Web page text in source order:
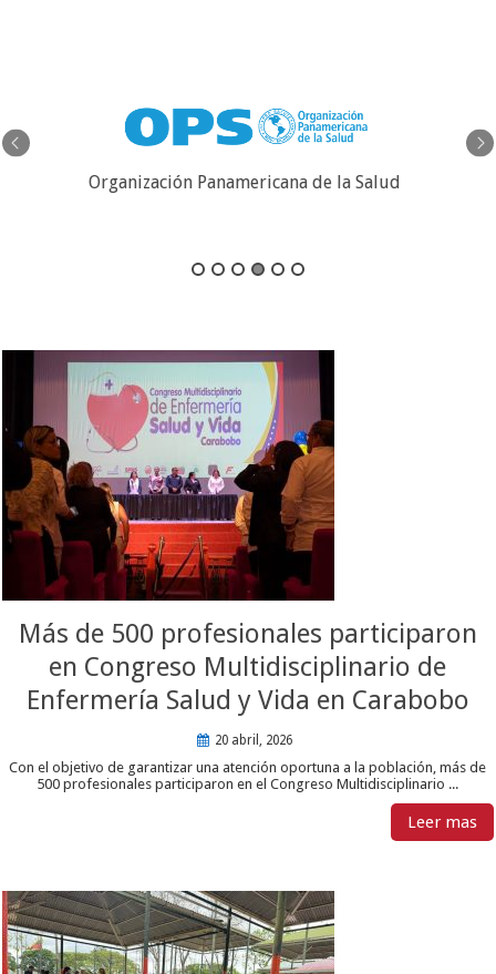
Organización Mundial de la Salud
Más de 500 profesionales participaron
en Congreso Multidisciplinario de
Enfermería Salud y Vida en Carabobo
20 abril, 2026
Con el objetivo de garantizar una atención oportuna a la población, más de
500 profesionales participaron en el Congreso Multidisciplinario ...
Leer mas